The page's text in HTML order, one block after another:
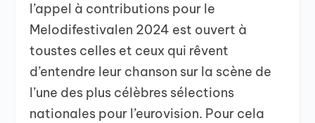
l’appel à contributions pour le
Melodifestivalen 2024 est ouvert à
toustes celles et ceux qui rêvent
d’entendre leur chanson sur la scène de
l’une des plus célèbres sélections
nationales pour l’eurovision. Pour cela